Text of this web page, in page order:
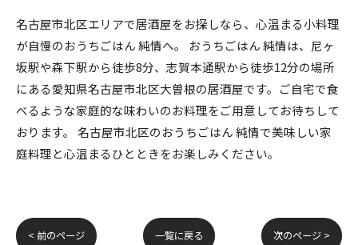
名古屋市北区エリアで居酒屋をお探しなら、心温まる小料理
が自慢のおうちごはん 純情へ。 おうちごはん 純情は、尼ヶ
坂駅や森下駅から徒歩8分、志賀本通駅から徒歩12分の場所
にある愛知県名古屋市北区大曽根の居酒屋です。ご自宅で食
べるような家庭的な味わいのお料理をご用意してお待ちして
おります。 名古屋市北区のおうちごはん 純情で美味しい家
庭料理と心温まるひとときをお楽しみください。
< 前のページ 一覧に戻る 次のページ >